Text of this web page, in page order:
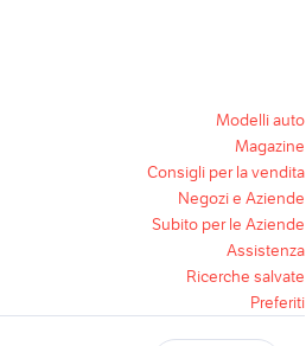
Modelli auto
Magazine
Consigli per la vendita
Negozi e Aziende
Subito per le Aziende
Assistenza
Ricerche salvate
Preferiti